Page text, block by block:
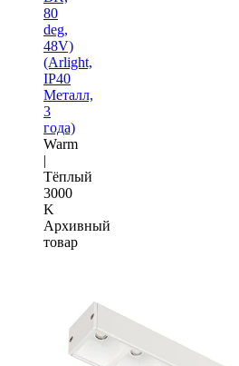
80
deg,
48V)
(Arlight,
IP40
Металл,
3
года)
Warm
|
Тёплый
3000
K
Архивный
товар